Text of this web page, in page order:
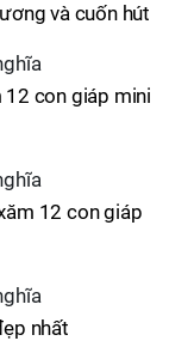
và cuốn hút
12 con giáp mini
12 con giáp
nhất